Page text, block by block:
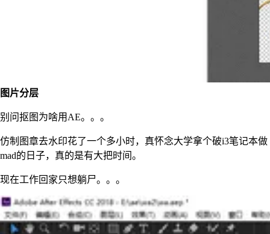
图片分层
别问抠图为啥用AE。。。
仿制图章去水印花了一个多小时，真怀念大学拿个破i3笔记本做
mad的日子，真的是有大把时间。
现在工作回家只想躺尸。。。